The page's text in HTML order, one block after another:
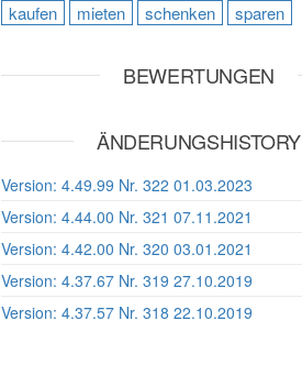
kaufen mieten schenken sparen
BEWERTUNGEN
ÄNDERUNGSHISTORY
Version: 4.49.99 Nr. 322 01.03.2023
Version: 4.44.00 Nr. 321 07.11.2021
Version: 4.42.00 Nr. 320 03.01.2021
Version: 4.37.67 Nr. 319 27.10.2019
Version: 4.37.57 Nr. 318 22.10.2019